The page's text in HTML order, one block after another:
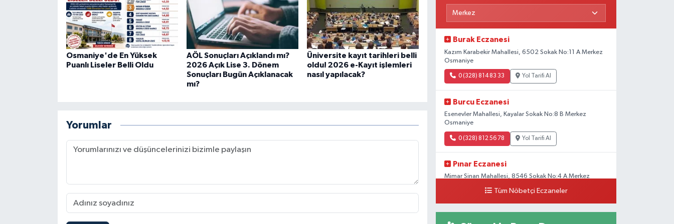
Osmaniye'de En Yüksek
Puanlı Liseler Belli Oldu
AÖL Sonuçları Açıklandı mı?
2026 Açık Lise 3. Dönem
Sonuçları Bugün Açıklanacak
mı?
Üniversite kayıt tarihleri belli
oldu! 2026 e-Kayıt işlemleri
nasıl yapılacak?
Yorumlar
Burak Eczanesi
Kazım Karabekir Mahallesi, 6502 Sokak No:11 A Merkez
Osmaniye
0 (328) 814 83 33 Yol Tarifi Al
Burcu Eczanesi
Esenevler Mahallesi, Kayalar Sokak No:8 B Merkez
Osmaniye
0 (328) 812 56 78 Yol Tarifi Al
Pınar Eczanesi
Mimar Sinan Mahallesi, 8546 Sokak No:4 A Merkez
Tüm Nöbetçi Eczaneler